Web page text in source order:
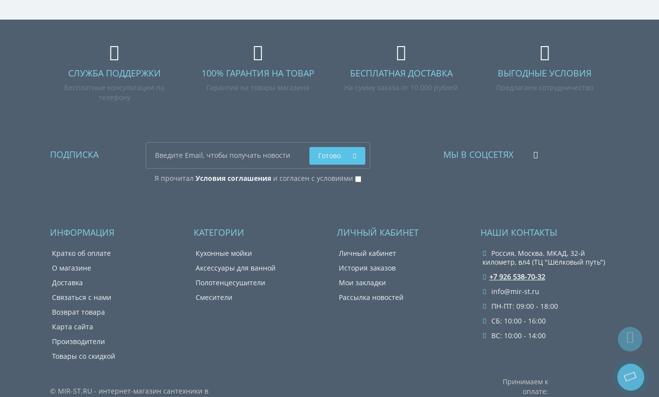
СЛУЖБА ПОДДЕРЖКИ
Бесплатные консультации по
телефону
100% ГАРАНТИЯ НА ТОВАР
Гарантия на товары магазина
БЕСПЛАТНАЯ ДОСТАВКА
На сумму заказа от 10 000 рублей
ВЫГОДНЫЕ УСЛОВИЯ
Предлагаем сотрудничество
ПОДПИСКА
Я прочитал Условия соглашенияи согласен с условиями
Готово МЫ В СОЦСЕТЯХ
ИНФОРМАЦИЯ
Кратко об оплате
О магазине
Доставка
Связаться с нами
Возврат товара
Карта сайта
Производители
Товары со скидкой
КАТЕГОРИИ
Кухонные мойки
Аксессуары для ванной
Полотенцесушители
Смесители
ЛИЧНЫЙ КАБИНЕТ
Личный кабинет
История заказов
Мои закладки
Рассылка новостей
НАШИ КОНТАКТЫ
Россия, Москва. МКАД, 32-й
километр, вл4 (ТЦ "Шёлковый путь")
+7 926 538-70-32
info@mir-st.ru
ПН-ПТ: 09:00 - 18:00
СБ: 10:00 - 16:00
ВС: 10:00 - 14:00
© MIR-ST.RU - интернет-магазин сантехники в
Принимаем к
оплате: